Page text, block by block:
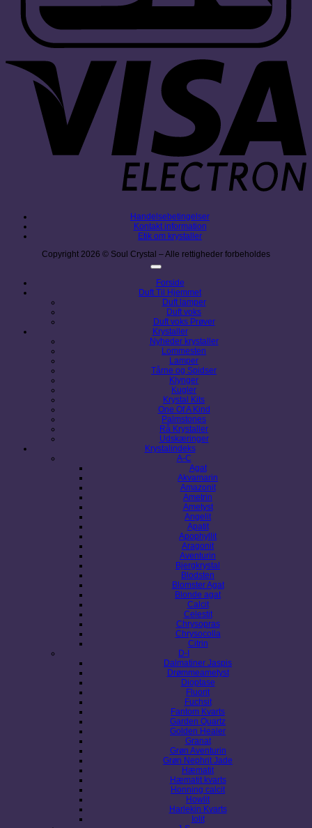
Handelsebetingelser
Kontakt information
Etik om krystaller
Copyright 2026 © Soul Crystal – Alle rettigheder forbeholdes
Forside
Duft Til Hjemmet
Duft lamper
Duft voks
Duft voks Prøver
Krystaller
Nyheder krystaller
Lommesten
Lamper
Tårne og Spidser
Klynger
Kugler
Krystal Kits
One Of A Kind
Palmstones
Rå Krystaller
Udskæringer
Krystalindeks
A-C
Agat
Akvamarin
Amazonit
Ametrin
Ametyst
Angelit
Apatit
Apophyllit
Aragonit
Aventurin
Bjergkrystal
Blodsten
Blomster Agat
Blonde agat
Calcit
Celestit
Chrysopras
Chrysocolla
Citrin
D-I
Dalmatiner Jaspis
Drømmeametyst
Dioptase
Fluorit
Fuchsit
Fantom Kvarts
Garden Quartz
Golden Healer
Granat
Grøn Aventurin
Grøn Nephrit Jade
Hæmatit
Hæmatit kvarts
Honning calcit
Howlit
Harlekin Kvarts
Iolit